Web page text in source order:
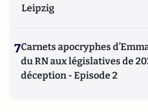
Leipzig
7Carnets apocryphes
du RN aux législatives de
déception - Episode 2